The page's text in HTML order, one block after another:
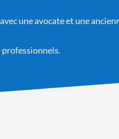
une avocate et une
professionnels.